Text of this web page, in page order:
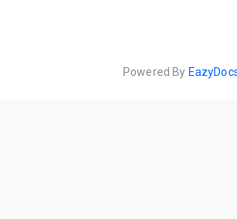
Powered By